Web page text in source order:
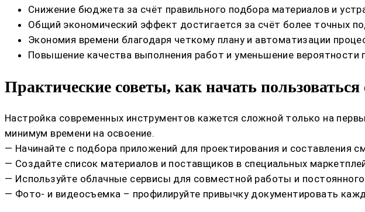
Снижение бюджета за счёт правильного подбора материалов и
Общий экономический эффект достигается за счёт более точных
Экономия времени благодаря четкому плану и автоматизации
Повышение качества выполнения работ и уменьшение вероятности
Практические советы, как начать
Настройка современных инструментов кажется сложной только на
минимум времени на освоение.
— Начинайте с подбора приложений для проектирования и составления
— Создайте список материалов и поставщиков в специальных
— Используйте облачные сервисы для совместной работы и
— Фото- и видеосъемка – профилируйте привычку документировать